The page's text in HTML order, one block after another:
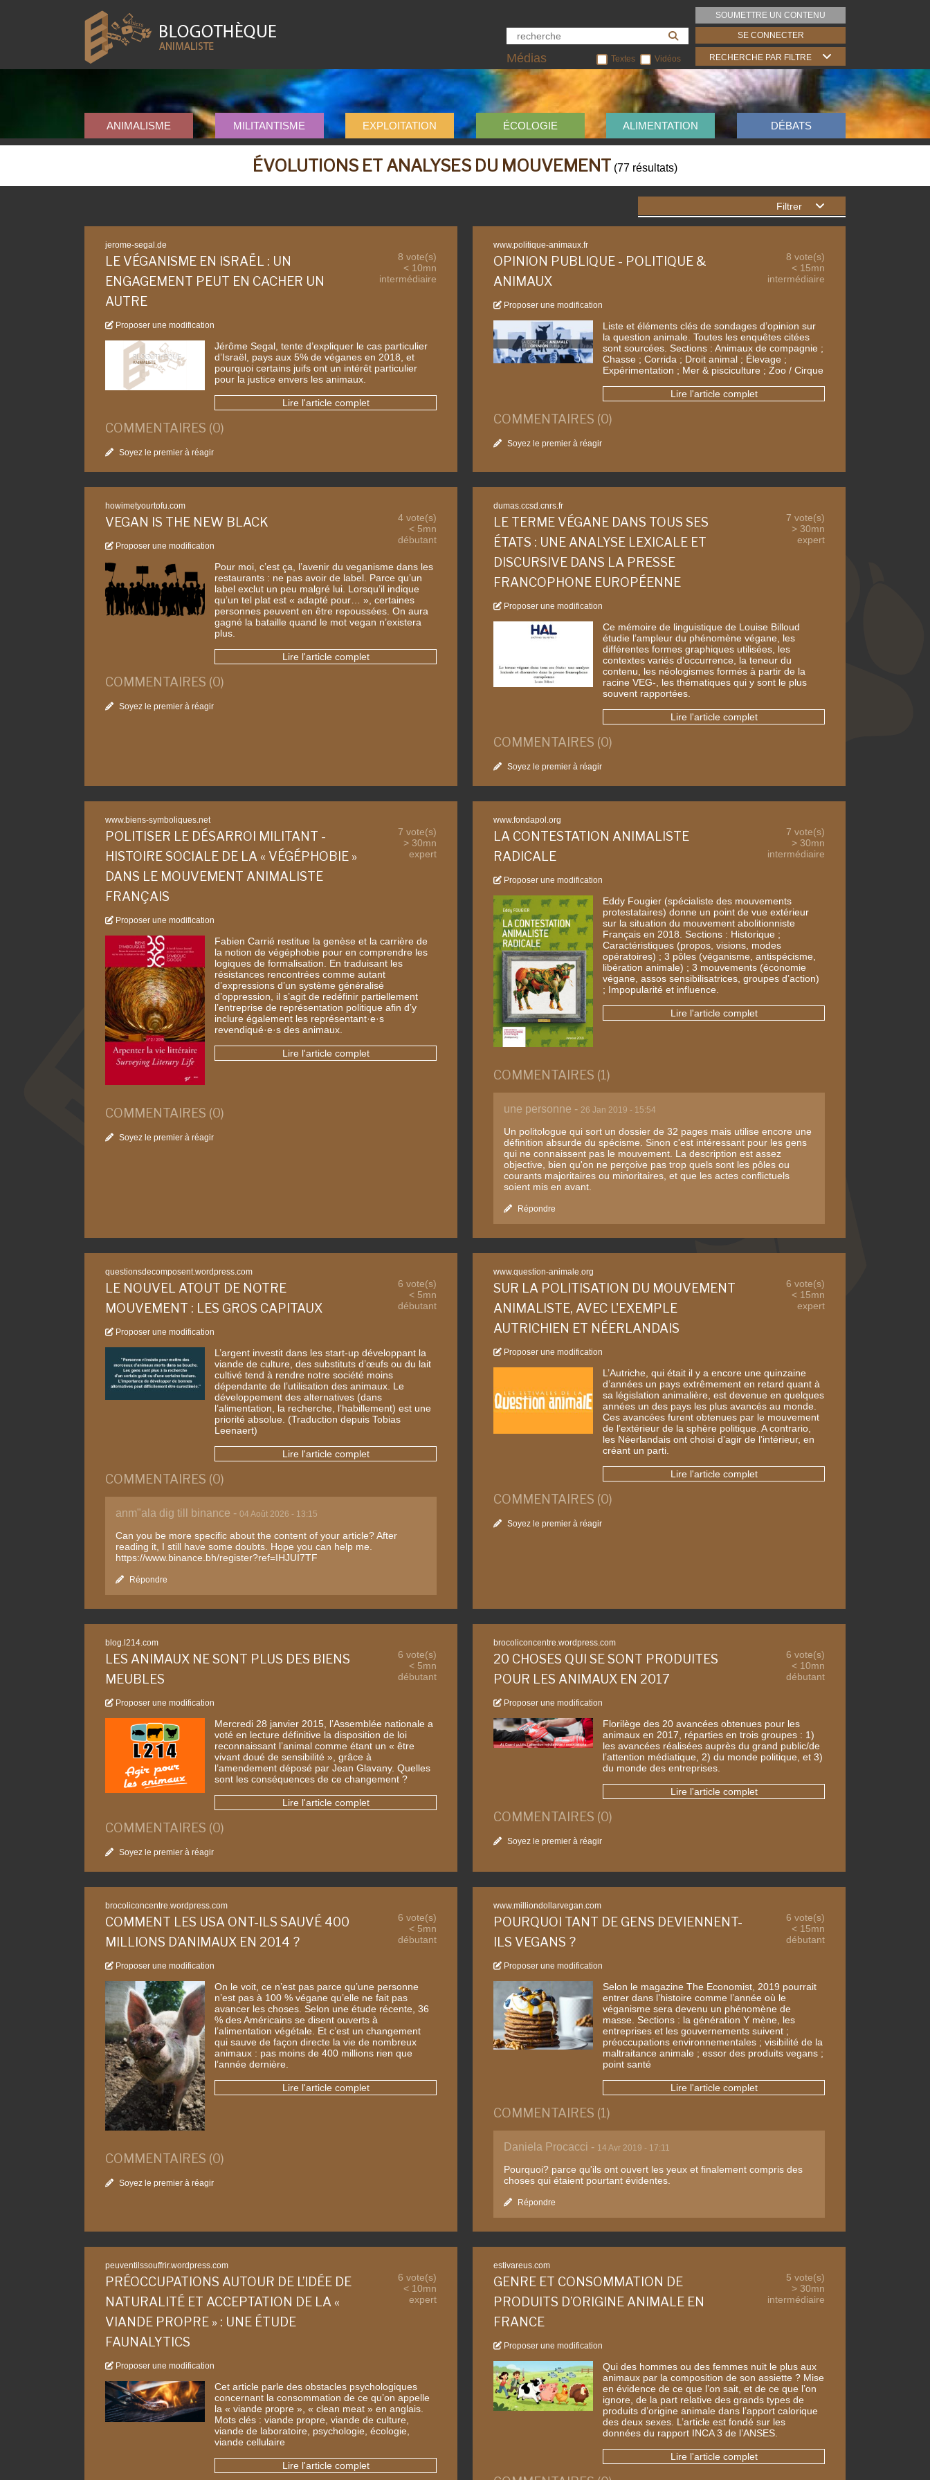
Médias Textes Vidéos
SOUMETTRE UN CONTENU
SE CONNECTER
RECHERCHE PAR FILTRE
ANIMALISME MILITANTISME EXPLOITATION ÉCOLOGIE ALIMENTATION DÉBATS
ÉVOLUTIONS ET ANALYSES DU MOUVEMENT (77 résultats)
Filtrer
jerome-segal.de
LE VÉGANISME EN ISRAËL : UN
ENGAGEMENT PEUT EN CACHER UN
AUTRE
Proposer une modification
8 vote(s)
< 10mn
intermédiaire
Jérôme Segal, tente d’expliquer le cas particulier
d’Israël, pays aux 5% de véganes en 2018, et
pourquoi certains juifs ont un intérêt particulier
pour la justice envers les animaux.
Lire l'article complet
COMMENTAIRES (0)
Soyez le premier à réagir
www.politique-animaux.fr
OPINION PUBLIQUE - POLITIQUE &
ANIMAUX
Proposer une modification
8 vote(s)
< 15mn
intermédiaire
Liste et éléments clés de sondages d’opinion sur
la question animale. Toutes les enquêtes citées
sont sourcées. Sections : Animaux de compagnie ;
Chasse ; Corrida ; Droit animal ; Élevage ;
Expérimentation ; Mer & pisciculture ; Zoo / Cirque
Lire l'article complet
COMMENTAIRES (0)
Soyez le premier à réagir
howimetyourtofu.com
VEGAN IS THE NEW BLACK
Proposer une modification
4 vote(s)
< 5mn
débutant
Pour moi, c’est ça, l’avenir du veganisme dans les
restaurants : ne pas avoir de label. Parce qu’un
label exclut un peu malgré lui. Lorsqu’il indique
qu’un tel plat est « adapté pour… », certaines
personnes peuvent en être repoussées. On aura
gagné la bataille quand le mot vegan n’existera
plus.
Lire l'article complet
COMMENTAIRES (0)
Soyez le premier à réagir
dumas.ccsd.cnrs.fr
LE TERME VÉGANE DANS TOUS SES
ÉTATS : UNE ANALYSE LEXICALE ET
DISCURSIVE DANS LA PRESSE
FRANCOPHONE EUROPÉENNE
Proposer une modification
7 vote(s)
> 30mn
expert
Ce mémoire de linguistique de Louise Billoud
étudie l’ampleur du phénomène végane, les
différentes formes graphiques utilisées, les
contextes variés d’occurrence, la teneur du
contenu, les néologismes formés à partir de la
racine VEG-, les thématiques qui y sont le plus
souvent rapportées.
Lire l'article complet
COMMENTAIRES (0)
Soyez le premier à réagir
www.biens-symboliques.net
POLITISER LE DÉSARROI MILITANT -
HISTOIRE SOCIALE DE LA « VÉGÉPHOBIE »
DANS LE MOUVEMENT ANIMALISTE
FRANÇAIS
Proposer une modification
7 vote(s)
> 30mn
expert
Fabien Carrié restitue la genèse et la carrière de
la notion de végéphobie pour en comprendre les
logiques de formalisation. En traduisant les
résistances rencontrées comme autant
d’expressions d’un système généralisé
d’oppression, il s’agit de redéfinir partiellement
l’entreprise de représentation politique afin d’y
inclure également les représentant·e·s
revendiqué·e·s des animaux.
Lire l'article complet
COMMENTAIRES (0)
Soyez le premier à réagir
www.fondapol.org
LA CONTESTATION ANIMALISTE
RADICALE
Proposer une modification
7 vote(s)
> 30mn
intermédiaire
Eddy Fougier (spécialiste des mouvements
protestataires) donne un point de vue extérieur
sur la situation du mouvement abolitionniste
Français en 2018. Sections : Historique ;
Caractéristiques (propos, visions, modes
opératoires) ; 3 pôles (véganisme, antispécisme,
libération animale) ; 3 mouvements (économie
végane, assos sensibilisatrices, groupes d’action)
; Impopularité et influence.
Lire l'article complet
COMMENTAIRES (1)
une personne - 26 Jan 2019 - 15:54
Un politologue qui sort un dossier de 32 pages mais utilise encore une
définition absurde du spécisme. Sinon c'est intéressant pour les gens
qui ne connaissent pas le mouvement. La description est assez
objective, bien qu'on ne perçoive pas trop quels sont les pôles ou
courants majoritaires ou minoritaires, et que les actes conflictuels
soient mis en avant.
Répondre
questionsdecomposent.wordpress.com
LE NOUVEL ATOUT DE NOTRE
MOUVEMENT : LES GROS CAPITAUX
Proposer une modification
6 vote(s)
< 5mn
débutant
L’argent investit dans les start-up développant la
viande de culture, des substituts d’œufs ou du lait
cultivé tend à rendre notre société moins
dépendante de l’utilisation des animaux. Le
développement des alternatives (dans
l’alimentation, la recherche, l’habillement) est une
priorité absolue. (Traduction depuis Tobias
Leenaert)
Lire l'article complet
COMMENTAIRES (0)
anm"ala dig till binance - 04 Août 2026 - 13:15
Can you be more specific about the content of your article? After
reading it, I still have some doubts. Hope you can help me.
https://www.binance.bh/register?ref=IHJUI7TF
Répondre
www.question-animale.org
SUR LA POLITISATION DU MOUVEMENT
ANIMALISTE, AVEC L'EXEMPLE
AUTRICHIEN ET NÉERLANDAIS
Proposer une modification
6 vote(s)
< 15mn
expert
L’Autriche, qui était il y a encore une quinzaine
d’années un pays extrêmement en retard quant à
sa législation animalière, est devenue en quelques
années un des pays les plus avancés au monde.
Ces avancées furent obtenues par le mouvement
de l’extérieur de la sphère politique. A contrario,
les Néerlandais ont choisi d’agir de l’intérieur, en
créant un parti.
Lire l'article complet
COMMENTAIRES (0)
Soyez le premier à réagir
blog.l214.com
LES ANIMAUX NE SONT PLUS DES BIENS
MEUBLES
Proposer une modification
6 vote(s)
< 5mn
débutant
Mercredi 28 janvier 2015, l’Assemblée nationale a
voté en lecture définitive la disposition de loi
reconnaissant l’animal comme étant un « être
vivant doué de sensibilité », grâce à
l’amendement déposé par Jean Glavany. Quelles
sont les conséquences de ce changement ?
Lire l'article complet
COMMENTAIRES (0)
Soyez le premier à réagir
brocoliconcentre.wordpress.com
20 CHOSES QUI SE SONT PRODUITES
POUR LES ANIMAUX EN 2017
Proposer une modification
6 vote(s)
< 10mn
débutant
Florilège des 20 avancées obtenues pour les
animaux en 2017, réparties en trois groupes : 1)
les avancées réalisées auprès du grand public/de
l’attention médiatique, 2) du monde politique, et 3)
du monde des entreprises.
Lire l'article complet
COMMENTAIRES (0)
Soyez le premier à réagir
brocoliconcentre.wordpress.com
COMMENT LES USA ONT-ILS SAUVÉ 400
MILLIONS D’ANIMAUX EN 2014 ?
Proposer une modification
6 vote(s)
< 5mn
débutant
On le voit, ce n’est pas parce qu’une personne
n’est pas à 100 % végane qu’elle ne fait pas
avancer les choses. Selon une étude récente, 36
% des Américains se disent ouverts à
l’alimentation végétale. Et c’est un changement
qui sauve de façon directe la vie de nombreux
animaux : pas moins de 400 millions rien que
l’année dernière.
Lire l'article complet
COMMENTAIRES (0)
Soyez le premier à réagir
www.milliondollarvegan.com
POURQUOI TANT DE GENS DEVIENNENT-
ILS VEGANS ?
Proposer une modification
6 vote(s)
< 15mn
débutant
Selon le magazine The Economist, 2019 pourrait
entrer dans l’histoire comme l’année où le
véganisme sera devenu un phénomène de
masse. Sections : la génération Y mène, les
entreprises et les gouvernements suivent ;
préoccupations environnementales ; visibilité de la
maltraitance animale ; essor des produits vegans ;
point santé
Lire l'article complet
COMMENTAIRES (1)
Daniela Procacci - 14 Avr 2019 - 17:11
Pourquoi? parce qu'ils ont ouvert les yeux et finalement compris des
choses qui étaient pourtant évidentes.
Répondre
peuventilssouffrir.wordpress.com
PRÉOCCUPATIONS AUTOUR DE L’IDÉE DE
NATURALITÉ ET ACCEPTATION DE LA «
VIANDE PROPRE » : UNE ÉTUDE
FAUNALYTICS
Proposer une modification
6 vote(s)
< 10mn
expert
Cet article parle des obstacles psychologiques
concernant la consommation de ce qu’on appelle
la « viande propre », « clean meat » en anglais.
Mots clés : viande propre, viande de culture,
viande de laboratoire, psychologie, écologie,
viande cellulaire
Lire l'article complet
estivareus.com
GENRE ET CONSOMMATION DE
PRODUITS D’ORIGINE ANIMALE EN
FRANCE
Proposer une modification
5 vote(s)
> 30mn
intermédiaire
Qui des hommes ou des femmes nuit le plus aux
animaux par la composition de son assiette ? Mise
en évidence de ce que l’on sait, et de ce que l’on
ignore, de la part relative des grands types de
produits d’origine animale dans l’apport calorique
des deux sexes. L’article est fondé sur les
données du rapport INCA 3 de l’ANSES.
Lire l'article complet